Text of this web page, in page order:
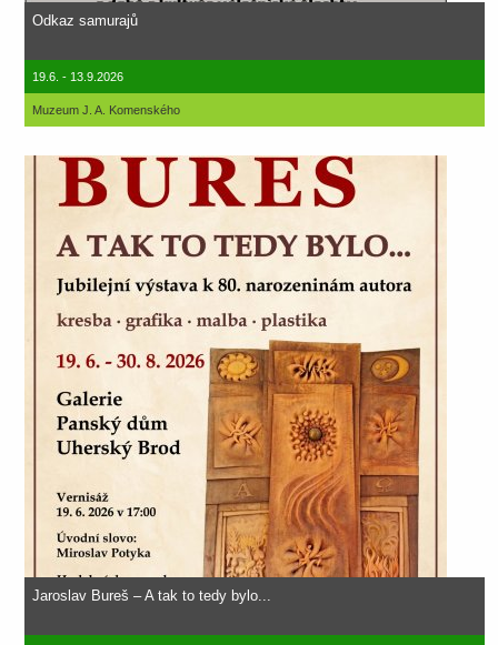
Odkaz samurajů
19.6. - 13.9.2026
Muzeum J. A. Komenského
Jaroslav Bureš – A tak to tedy bylo...